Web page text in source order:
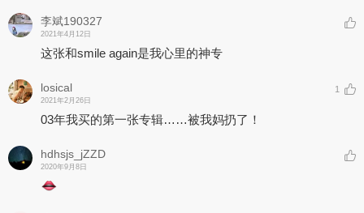
李斌190327
2021年4月12日
这张和smile again是我心里的神专
losical
2021年2月26日
1
03年我买的第一张专辑……被我妈扔了！
hdhsjs_jZZD
2020年9月8日